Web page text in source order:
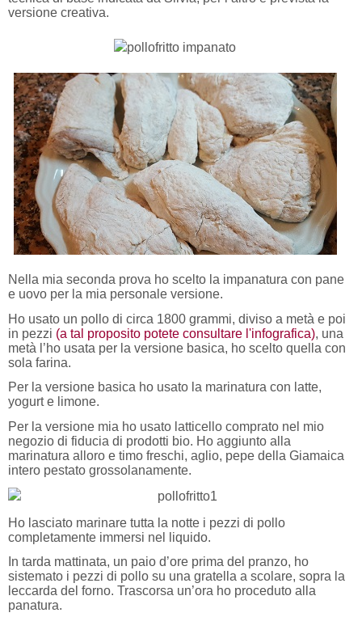
versione creativa.
Nella mia seconda prova ho scelto la impanatura con pane
e uovo per la mia personale versione.
Ho usato un pollo di circa 1800 grammi, diviso a metà e poi
in pezzi (a tal proposito potete consultare l'infografica), una
metà l’ho usata per la versione basica, ho scelto quella con
sola farina.
Per la versione basica ho usato la marinatura con latte,
yogurt e limone.
Per la versione mia ho usato latticello comprato nel mio
negozio di fiducia di prodotti bio. Ho aggiunto alla
marinatura alloro e timo freschi, aglio, pepe della Giamaica
intero pestato grossolanamente.
Ho lasciato marinare tutta la notte i pezzi di pollo
completamente immersi nel liquido.
In tarda mattinata, un paio d’ore prima del pranzo, ho
sistemato i pezzi di pollo su una gratella a scolare, sopra la
leccarda del forno. Trascorsa un’ora ho proceduto alla
panatura.